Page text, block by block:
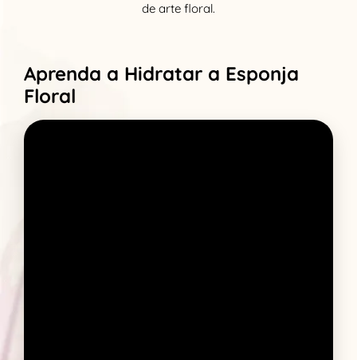
de arte floral.
Aprenda a Hidratar a Esponja
Floral